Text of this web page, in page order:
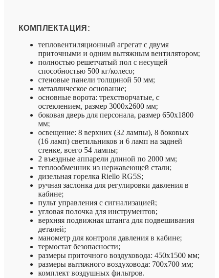
КОМПЛЕКТАЦИЯ:
тепловентиляционный агрегат с двумя
приточными и одним вытяжным вентилятором;
полностью решетчатый пол с несущей
способностью 500 кг/колесо;
стеновые панели толщиной 50 мм;
металлическое основание;
основные ворота: трехстворчатые, с
остеклением, размер 3000х2600 мм;
боковая дверь для персонала, размер 650х1800
мм;
освещение: 8 верхних (32 лампы), 8 боковых
(16 ламп) светильников и 6 ламп на задней
стенке, всего 54 лампы;
2 въездные аппарели длиной по 2000 мм;
теплообменник из нержавеющей стали;
дизельная горелка Riеllo RG5S;
ручная заслонка для регулировки давления в
кабине;
пульт управления с сигнализацией;
угловая полочка для инструментов;
верхняя подвижная штанга для подвешивания
деталей;
манометр для контроля давления в кабине;
термостат безопасности;
размеры приточного воздуховода: 450х1500 мм;
размеры вытяжного воздуховода: 700х700 мм;
комплект воздушных фильтров.